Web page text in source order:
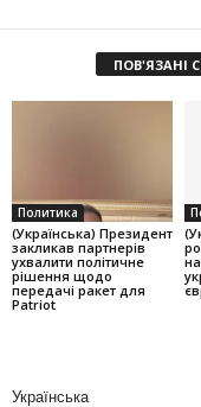
ПОВ'ЯЗАНІ
Политика
(Українська) Президент
закликав партнерів
ухвалити політичне
рішення щодо
передачі ракет для
Patriot
Українська